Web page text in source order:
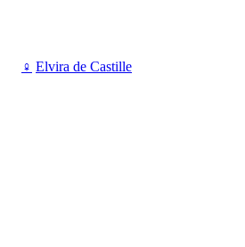
♀ Elvira de Castille